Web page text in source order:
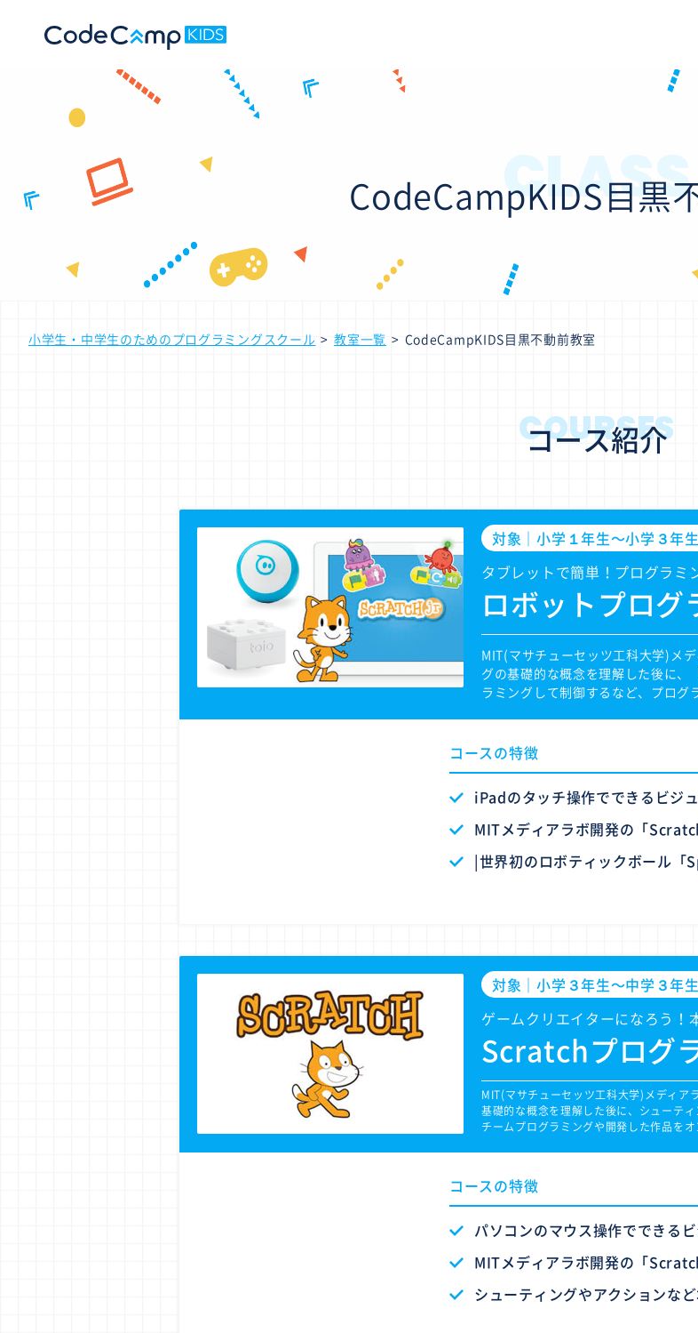
CLASS
CodeCampKIDS目黒
小学生・中学生のためのプログラミングスクール 教室一覧 CodeCampKIDS目黒不動前教室
COURSES
コース紹介
対象｜小学１年生〜小学３年
タブレットで簡単！プログラミ
ロボットプログ
MIT(マサチューセッツ工科大学)メ
グの基礎的な概念を理解した後に
ラミングして制御するなど、プログ
コースの特徴
iPadのタッチ操作でできるビジ
MITメディアラボ開発の「
|世界初のロボティックボール
対象｜小学３年生〜中学３年
ゲームクリエイターになろう！
Scratchプログ
MIT(マサチューセッツ工科大学)メディア
基礎的な概念を理解した後に、シューテ
チームプログラミングや開発した作品を
コースの特徴
パソコンのマウス操作でできる
MITメディアラボ開発の「
シューティングやアクションな